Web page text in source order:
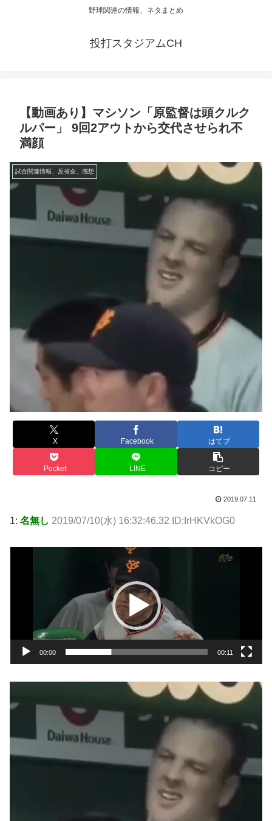
野球関連の情報、ネタまとめ
投打スタジアムCH
【動画あり】マシソン「原監督は頭クルク
ルパー」 9回2アウトから交代させられ不
満顔
試合関連情報、反省会、感想
X Facebook はてブ
Pocket LINE コピー
2019.07.11
1: 名無し 2019/07/10(水) 16:32:46.32 ID:IrHKVkOG0
ヤ
00:00 00:11